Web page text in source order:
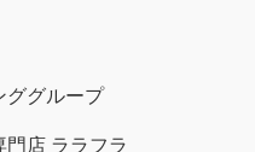
ググループ
店 ララフラ